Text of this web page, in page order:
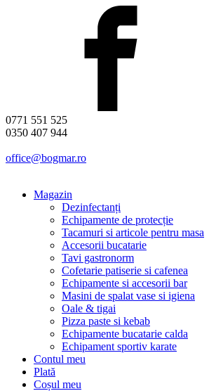
0771 551 525
0350 407 944
office@bogmar.ro
Magazin
Dezinfectanți
Echipamente de protecție
Tacamuri si articole pentru masa
Accesorii bucatarie
Tavi gastronorm
Cofetarie patiserie si cafenea
Echipamente si accesorii bar
Masini de spalat vase si igiena
Oale & tigai
Pizza paste si kebab
Echipamente bucatarie calda
Echipament sportiv karate
Contul meu
Plată
Coșul meu